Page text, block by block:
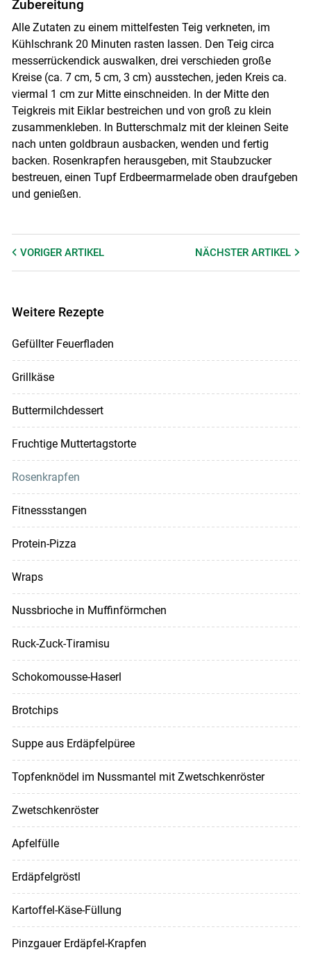
Zubereitung
Alle Zutaten zu einem mittelfesten Teig verkneten, im
Kühlschrank 20 Minuten rasten lassen. Den Teig circa
messerrückendick auswalken, drei verschieden große
Kreise (ca. 7 cm, 5 cm, 3 cm) ausstechen, jeden Kreis ca.
viermal 1 cm zur Mitte einschneiden. In der Mitte den
Teigkreis mit Eiklar bestreichen und von groß zu klein
zusammenkleben. In Butterschmalz mit der kleinen Seite
nach unten goldbraun ausbacken, wenden und fertig
backen. Rosenkrapfen herausgeben, mit Staubzucker
bestreuen, einen Tupf Erdbeermarmelade oben draufgeben
und genießen.
VORIGER ARTIKEL NÄCHSTERARTIKEL
Weitere Rezepte
Gefüllter Feuerfladen
Grillkäse
Buttermilchdessert
Fruchtige Muttertagstorte
Rosenkrapfen
Fitnessstangen
Protein-Pizza
Wraps
Nussbrioche in Muffinförmchen
Ruck-Zuck-Tiramisu
Schokomousse-Haserl
Brotchips
Suppe aus Erdäpfelpüree
Topfenknödel im Nussmantel mit Zwetschkenröster
Zwetschkenröster
Apfelfülle
Erdäpfelgröstl
Kartoffel-Käse-Füllung
Pinzgauer Erdäpfel-Krapfen